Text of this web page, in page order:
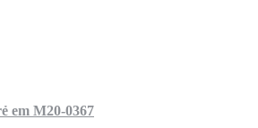
em M20-0367